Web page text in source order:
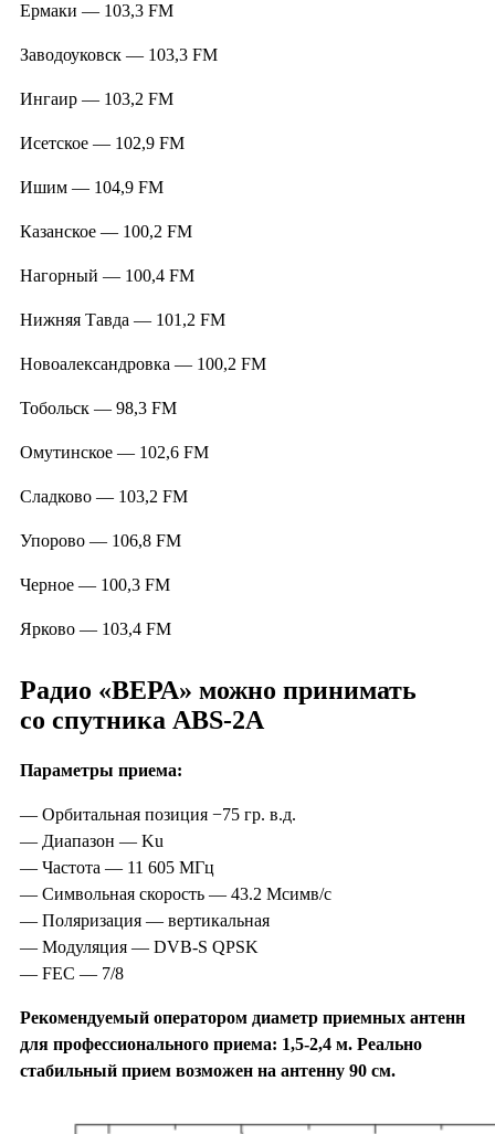
Ермаки — 103,3 FM
Заводоуковск — 103,3 FM
Ингаир — 103,2 FM
Исетское — 102,9 FM
Ишим — 104,9 FM
Казанское — 100,2 FM
Нагорный — 100,4 FM
Нижняя Тавда — 101,2 FM
Новоалександровка — 100,2 FM
Тобольск — 98,3 FM
Омутинское — 102,6 FM
Сладково — 103,2 FM
Упорово — 106,8 FM
Черное — 100,3 FM
Ярково — 103,4 FM
Радио «ВЕРА» можно принимать
со спутника ABS-2A
Параметры приема:
— Орбитальная позиция −75 гр. в.д.
— Диапазон — Ku
— Частота — 11 605 МГц
— Символьная скорость — 43.2 Мсимв/с
— Поляризация — вертикальная
— Модуляция — DVB-S QPSK
— FEC — 7/8
Рекомендуемый оператором диаметр приемных антенн
для профессионального приема: 1,5-2,4 м. Реально
стабильный прием возможен на антенну 90 см.